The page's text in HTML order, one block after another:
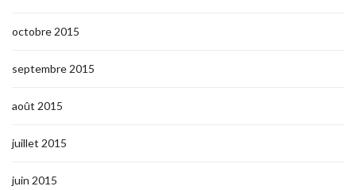
octobre 2015
septembre 2015
août 2015
juillet 2015
juin 2015